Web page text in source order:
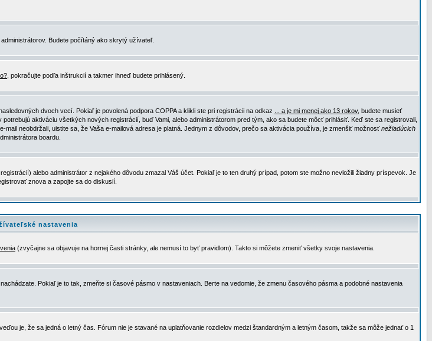
Budete počítáný ako skrytý užívateľ.
, pokračujte podľa inštrukcií a takmer ihneď budete prihlásený.
dvoch vecí. Pokiaľ je povolená podpora COPPA a klikli ste pri registrácii na odkaz
... a je mi menej ako 13 rokov, budete musieť
aktiváciu všetkých nových registrácií, buď Vami, alebo administrátorom pred tým, ako sa budete môcť prihlásiť. Keď ste sa registrovali,
neobdržali, uistite sa, že Vaša e-mailová adresa je platná. Jednym z dôvodov, prečo sa aktivácia používa, je zmenšiť možnosťnežiadúcich
boardu.
alebo administrátor z nejakého dôvodu zmazal Váš účet. Pokiaľ je to ten druhý prípad, potom ste možno nevložili žiadny príspevok. Je
znova a zapojte sa do diskusií.
nastavenia
(zvyčajne sa objavuje na hornej časti stránky, ale nemusí to byť pravidlom). Takto si môžete zmeniť všetky svoje nastavenia.
Pokiaľ je to tak, zmeňte si časové pásmo v nastaveniach. Berte na vedomie, že zmenu časového pásma a podobné nastavenia
je, že sa jedná o letný čas. Fórum nie je stavané na uplatňovanie rozdielov medzi štandardným a letným časom, takže sa môže jednať o 1